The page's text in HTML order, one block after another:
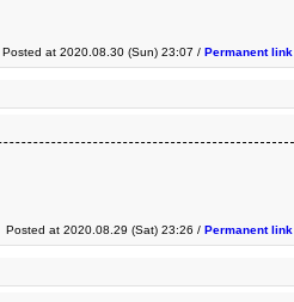
Posted at 2020.08.30 (Sun) 23:07 / Permanent link
Posted at 2020.08.29 (Sat) 23:26 / Permanent link